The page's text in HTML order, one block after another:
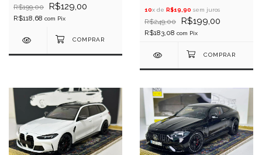
R$199,00 R$129,00
R$118,68 com Pix
10x de R$19,90 sem juros
R$249,00 R$199,00
R$183,08 com Pix